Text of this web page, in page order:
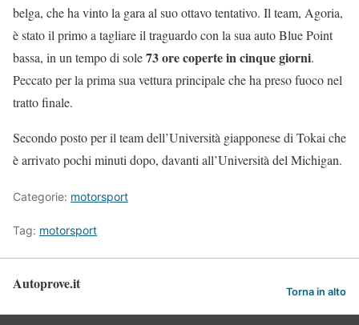
belga, che ha vinto la gara al suo ottavo tentativo. Il team, Agoria,
è stato il primo a tagliare il traguardo con la sua auto Blue Point
bassa, in un tempo di sole73 ore coperte in cinque giorni.
Peccato per la prima sua vettura principale che ha preso fuoco nel
tratto finale.
Secondo posto per il team dell’Università giapponese di Tokai che
è arrivato pochi minuti dopo, davanti all’Università del Michigan.
Categorie: motorsport
Tag: motorsport
Autoprove.it Torna in alto